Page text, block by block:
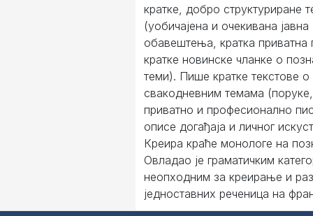
кратке, добро структуриране
(уобичајена и очекивана јавна
обавештења, кратка приватна
кратке новинске чланке о
теми). Пише кратке текстове о
свакодневним темама
приватно и професионално
описе догађаја и личног
Креира краће монологе на
Овладао је граматичким
неопходним за креирање и
једноставних реченица на